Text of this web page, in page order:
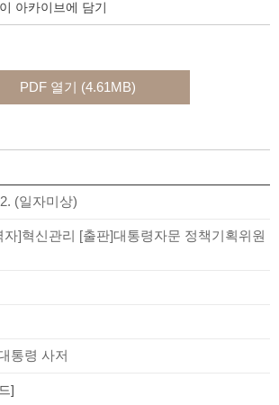
아카이브에 담기
PDF 열기 (4.61MB)
(일자미상)
자]혁신관리 [출판]대통령자문 정책기획위원
통령 사저
]